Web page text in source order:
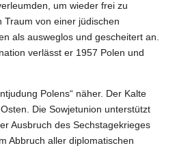
um wieder frei zu
Traum von einer jüdischen
als ausweglos und gescheitert an.
verlässt er 1957 Polen und
Polens“ näher. Der Kalte
Die Sowjetunion unterstützt
Ausbruch des Sechstagekrieges
Abbruch aller diplomatischen